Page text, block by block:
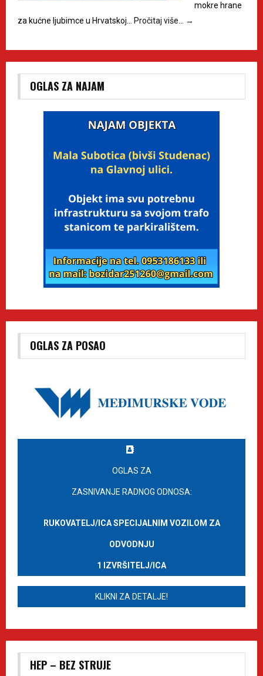
mokre hrane
za kućne ljubimce u Hrvatskoj… Pročitaj više… →
OGLAS ZA NAJAM
OGLAS ZA POSAO
OGLAS ZA
ZASNIVANJE RADNOG ODNOSA:
RUKOVATELJ/ICA SPECIJALNIM VOZILOM ZA
ODVODNJU
1 IZVRŠITELJ/ICA
KLIKNI ZA DETALJE!
HEP – BEZ STRUJE